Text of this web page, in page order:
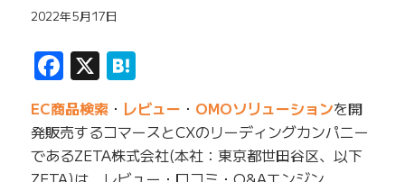
2022年5月17日
Facebook
X Hatena
EC商品検索・ レビュー ・ OMOソリューションを開
発販売するコマースとCXのリーディングカンパニー
であるZETA株式会社(本社：東京都世田谷区、以下